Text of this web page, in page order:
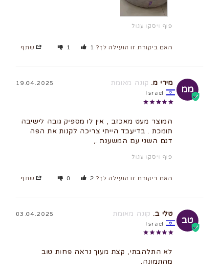
פוף ויסקו עגול
שתף האם ביקורת זו הועילה לך? 1
1
ממ
19.04.2025 מירי מ.
Israel
דגם השני עם המשענת .,
פוף ויסקו עגול
שתף האם ביקורת זו הועילה לך? 2
0
טב
03.04.2025 טלי ב.
Israel
מהתמונה.